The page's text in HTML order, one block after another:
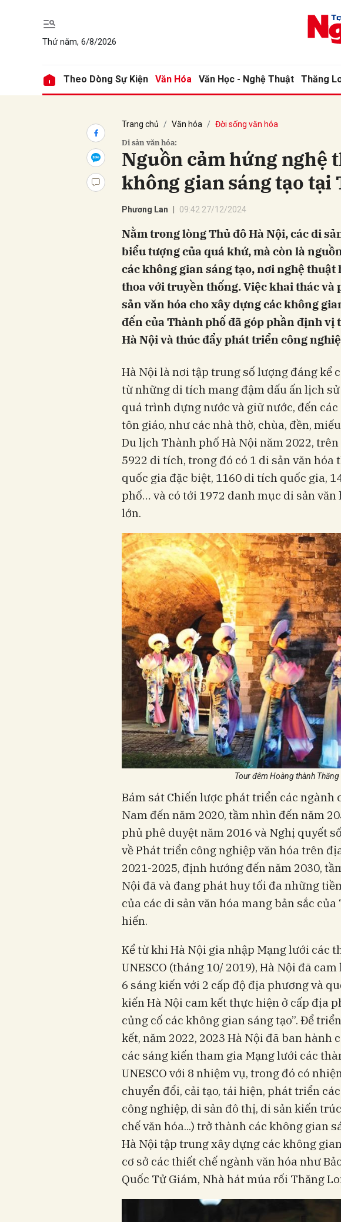
Thứ năm, 6/8/2026
Theo Dòng Sự Kiện Văn Hóa Văn Học - Nghệ Thuật Thăng
Trang chủ Văn hóa Đời sống văn hóa
Di sản văn hóa:
Nguồn cảm hứng nghệ
không gian sáng tạo tại
Phương Lan 09:42 27/12/2024
Nằm trong lòng Thủ đô Hà Nội, các di
biểu tượng của quá khứ, mà còn là
các không gian sáng tạo, nơi nghệ thuật
thoa với truyền thống. Việc khai thác và
sản văn hóa cho xây dựng các không
đến của Thành phố đã góp phần định vị
Hà Nội và thúc đẩy phát triển công
Hà Nội là nơi tập trung số lượng đáng kể
từ những di tích mang đậm dấu ấn lịch
quá trình dựng nước và giữ nước, đến
tôn giáo, như các nhà thờ, chùa, đền,
Du lịch Thành phố Hà Nội năm 2022,
5922 di tích, trong đó có 1 di sản văn hóa
quốc gia đặc biệt, 1160 di tích quốc gia,
phố… và có tới 1972 danh mục di sản văn
lớn.
Tour đêm Hoàng thành Thăng
Bám sát Chiến lược phát triển các ngành
Nam đến năm 2020, tầm nhìn đến năm
phủ phê duyệt năm 2016 và Nghị quyết
về Phát triển công nghiệp văn hóa trên
2021-2025, định hướng đến năm 2030,
Nội đã và đang phát huy tối đa những
của các di sản văn hóa mang bản sắc
hiến.
Kể từ khi Hà Nội gia nhập Mạng lưới các
UNESCO (tháng 10/ 2019), Hà Nội đã
6 sáng kiến với 2 cấp độ địa phương và
kiến Hà Nội cam kết thực hiện ở cấp địa
củng cố các không gian sáng tạo”. Để
kết, năm 2022, 2023 Hà Nội đã ban hành
các sáng kiến tham gia Mạng lưới các
UNESCO với 8 nhiệm vụ, trong đó có
chuyển đổi, cải tạo, tái hiện, phát triển
công nghiệp, di sản đô thị, di sản kiến
chế văn hóa...) trở thành các không gian
Hà Nội tập trung xây dựng các không
cơ sở các thiết chế ngành văn hóa như
Quốc Tử Giám, Nhà hát múa rối Thăng